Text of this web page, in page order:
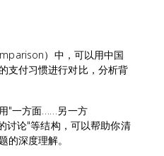
）中，可以用中国
支付习惯进行对比，分析背
"一方面……另一方
论"等结构，可以帮助你清
的深度理解。